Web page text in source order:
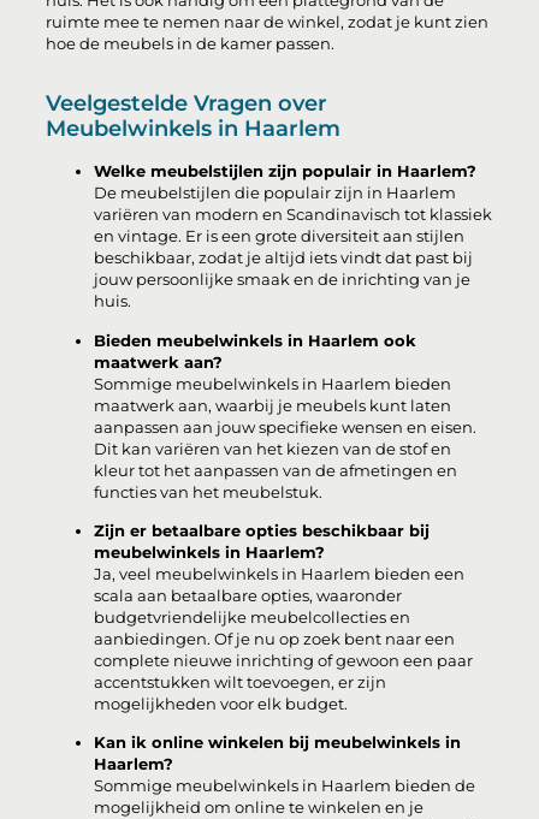
ruimte mee te nemen naar de winkel, zodat je kunt zien
hoe de meubels in de kamer passen.
Veelgestelde Vragen over
Meubelwinkels in Haarlem
Welke meubelstijlen zijn populair in Haarlem?
De meubelstijlen die populair zijn in Haarlem
variëren van modern en Scandinavisch tot klassiek
en vintage. Er is een grote diversiteit aan stijlen
beschikbaar, zodat je altijd iets vindt dat past bij
jouw persoonlijke smaak en de inrichting van je
huis.
Bieden meubelwinkels in Haarlem ook
maatwerk aan?
Sommige meubelwinkels in Haarlem bieden
maatwerk aan, waarbij je meubels kunt laten
aanpassen aan jouw specifieke wensen en eisen.
Dit kan variëren van het kiezen van de stof en
kleur tot het aanpassen van de afmetingen en
functies van het meubelstuk.
Zijn er betaalbare opties beschikbaar bij
meubelwinkels in Haarlem?
Ja, veel meubelwinkels in Haarlem bieden een
scala aan betaalbare opties, waaronder
budgetvriendelijke meubelcollecties en
aanbiedingen. Of je nu op zoek bent naar een
complete nieuwe inrichting of gewoon een paar
accentstukken wilt toevoegen, er zijn
mogelijkheden voor elk budget.
Kan ik online winkelen bij meubelwinkels in
Haarlem?
Sommige meubelwinkels in Haarlem bieden de
mogelijkheid om online te winkelen en je